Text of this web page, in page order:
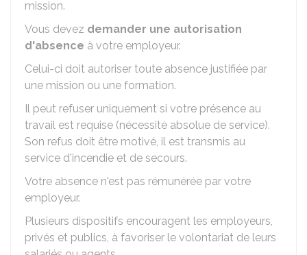
mission.
Vous devez demander une autorisation
d'absence à votre employeur.
Celui-ci doit autoriser toute absence justifiée par
une mission ou une formation.
Il peut refuser uniquement si votre présence au
travail est requise (nécessité absolue de service).
Son refus doit être motivé, il est transmis au
service d'incendie et de secours.
Votre absence n'est pas rémunérée par votre
employeur.
Plusieurs dispositifs encouragent les employeurs,
privés et publics, à favoriser le volontariat de leurs